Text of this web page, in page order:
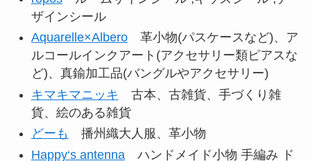
ザインシール
Aquarelle×Albero革小物(パスケースなど)、ア
ルコールインクアート(アクセサリー類ピアスな
ど)、真鍮加工品(バングルやアクセサリー)
キマキマニッキ 古本、古雑貨、手づくり雑
貨、絵のある雑貨
どーも
播州織大人服、革小物
Happy‘s antennaハンドメイド小物 手編み ド